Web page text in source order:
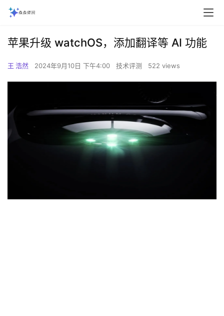
苹果升级 watchOS，添加翻译等 AI 功能
王 浩然 2024年9月10日 下午4:00 技术评测 522 views